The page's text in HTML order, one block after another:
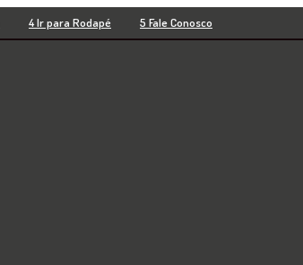
4 Ir para Rodapé 5 Fale Conosco